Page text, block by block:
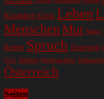
Krankheit Kritik Leben
Menschen Mut Natur
Reime Spruch Teuerung
USA Wahlen Weihnachten
Österreich
Seiten